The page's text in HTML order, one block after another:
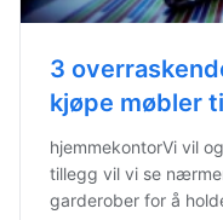
3
kjøpe møbler
hjemmekontorVi vil
tillegg vil vi se
garderober for å